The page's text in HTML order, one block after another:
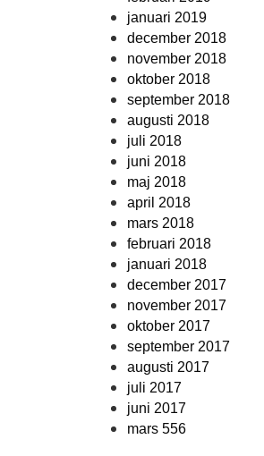
januari 2019
december 2018
november 2018
oktober 2018
september 2018
augusti 2018
juli 2018
juni 2018
maj 2018
april 2018
mars 2018
februari 2018
januari 2018
december 2017
november 2017
oktober 2017
september 2017
augusti 2017
juli 2017
juni 2017
mars 556